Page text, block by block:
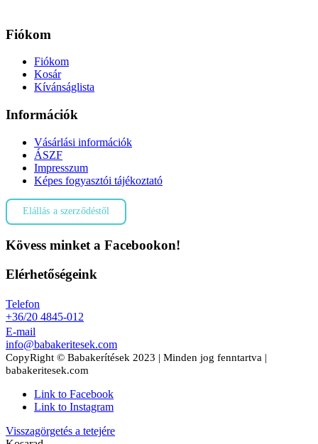
Fiókom
Fiókom
Kosár
Kívánságlista
Információk
Vásárlási információk
ÁSZF
Impresszum
Képes fogyasztói tájékoztató
Elállás a szerződéstől
Kövess minket a Facebookon!
Elérhetőségeink
Telefon
+36/20 4845-012
E-mail
info@babakeritesek.com
CopyRight © Babakerítések 2023 | Minden jog fenntartva |
babakeritesek.com
Link to Facebook
Link to Instagram
Visszagörgetés a tetejére